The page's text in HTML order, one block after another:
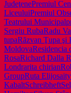
JudeţenePremiul
LiceuluiPremiul
Teatrului Municipal
Sergiu RubaRadu
tupaRăzvan Ţupa şi
MoldovaResidencia
RosaRichard Dalla
Londrarita chirian
GroupRuta
KabaltSchreibheft